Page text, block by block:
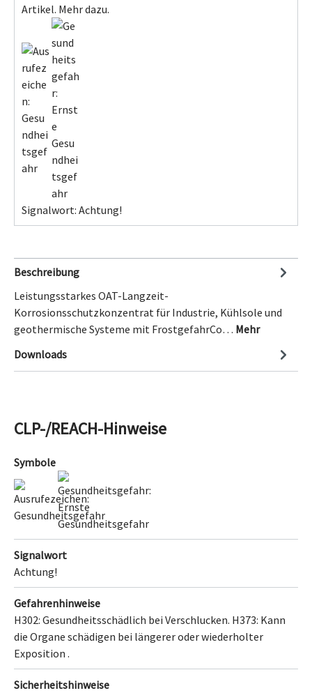
Artikel. Mehr dazu.
Signalwort: Achtung!
Beschreibung
Leistungsstarkes OAT-Langzeit-
Korrosionsschutzkonzentrat für Industrie, Kühlsole und
geothermische Systeme mit FrostgefahrCo… Mehr
Downloads
CLP-/REACH-Hinweise
Symbole
Signalwort
Achtung!
Gefahrenhinweise
H302: Gesundheitsschädlich bei Verschlucken. H373: Kann
die Organe schädigen bei längerer oder wiederholter
Exposition .
Sicherheitshinweise